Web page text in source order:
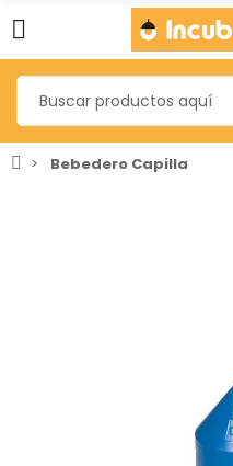
Bebedero Capilla